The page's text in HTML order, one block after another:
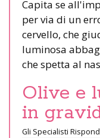
Capita se
per via di un
cervello, che
luminosa
che spetta al
Olive e
in
Gli Specialisti